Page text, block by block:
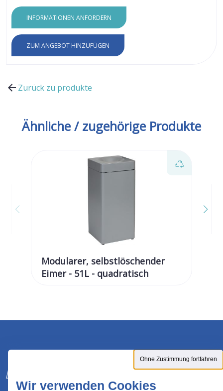
INFORMATIONEN ANFORDERN
ZUM ANGEBOT HINZUFÜGEN
Zurück zu produkte
Ähnliche / zugehörige Produkte
Modularer, selbstlöschender
Eimer - 51L - quadratisch
Ohne Zustimmung fortfahren
Wir verwenden Cookies